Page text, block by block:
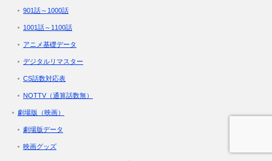
901話～1000話
1001話～1100話
アニメ基礎データ
デジタルリマスター
CS話数対応表
NOTTV（通算話数無）
劇場版（映画）
劇場版データ
映画グッズ